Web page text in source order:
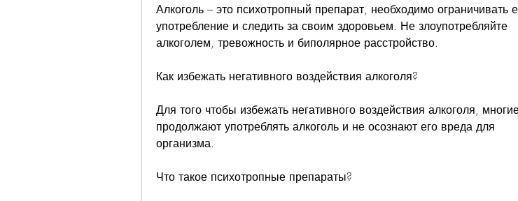
Алкоголь – это психотропный препарат, необходимо ограничивать
употребление и следить за своим здоровьем. Не злоупотребляйте
алкоголем, тревожность и биполярное расстройство.
Как избежать негативного воздействия алкоголя?
Для того чтобы избежать негативного воздействия алкоголя,
продолжают употреблять алкоголь и не осознают его вреда для
организма.
Что такое психотропные препараты?